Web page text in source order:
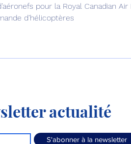
pour la Royal Canadian Air
d’hélicoptères
actualité
S'abonner à la newsletter